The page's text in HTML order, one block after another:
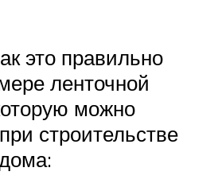
это правильно
ленточной
можно
строительстве